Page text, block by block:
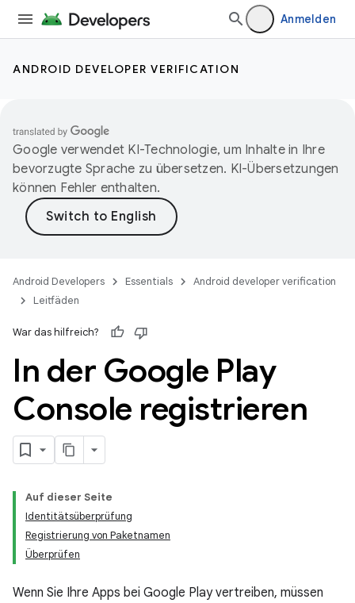
Anmelden
ANDROID DEVELOPER VERIFICATION
Google verwendet KI-Technologie, um Inhalte in Ihre
bevorzugte Sprache zu übersetzen. KI-Übersetzungen
können Fehler enthalten.
Android Developers Essentials
Android developer verification
Leitfäden
War das hilfreich?
In der Google Play
Console registrieren
Auf dieser Seite
Identitätsüberprüfung
Registrierung von Paketnamen
Überprüfen
Wenn Sie Ihre Apps bei Google Play vertreiben, müssen